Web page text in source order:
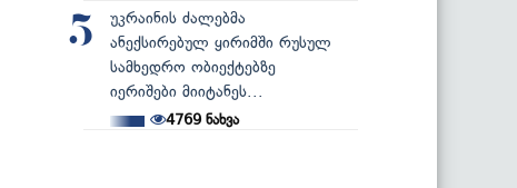
5
უკრაინის ძალებმა
ანექსირებულ ყირიმში რუსულ
სამხედრო ობიექტებზე
იერიშები მიიტანეს...
4769 ნახვა